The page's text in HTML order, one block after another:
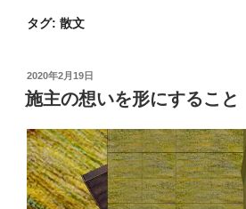
タグ: 散文
投
稿
日:
2020年2月19日
施主の想いを形にすること